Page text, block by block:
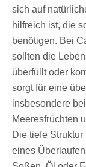
sich auf
hilfreich ist, die
benötigen. Bei
sollten die
überfüllt oder
sorgt für eine
insbesondere
Meeresfrüchten
Die tiefe
eines